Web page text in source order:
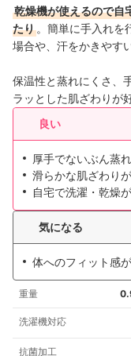
乾燥機が使えるので自
たり 。簡単に手入れを
場合や、汗をかきやす
保温性と蒸れにくさ、
ラッとした肌ざわりが
良い
厚手でないぶん蒸
滑らかな肌ざわり
自宅で洗濯・乾燥
気になる
体へのフィット感
重量
洗濯機対応
抗菌加工